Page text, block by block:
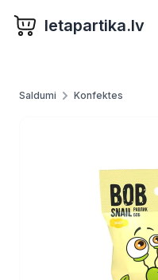
letapartika.lv
Saldumi Konfektes